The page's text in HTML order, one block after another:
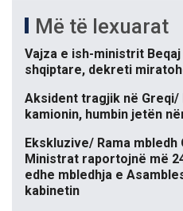
Më të lexuarat
Vajza e ish-ministrit
shqiptare, dekreti
Aksident tragjik në Greqi/
kamionin, humbin jetën
Ekskluzive/ Rama
Ministrat raportojnë më
edhe mbledhja e
kabinetin